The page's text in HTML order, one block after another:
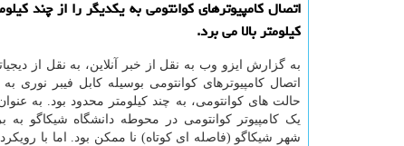
کیلومتر بالا می برد.
به گزارش ایزو وب به نقل از خبر آنلاین، به نقل از
اتصال کامپیوترهای کوانتومی بوسیله کابل فیبر نوری به
حالت های کوانتومی، به چند کیلومتر محدود بود. به
یک کامپیوتر کوانتومی در محوطه دانشگاه شیکاگو به
شهر شیکاگو (فاصله ای کوتاه) نا ممکن بود. اما با